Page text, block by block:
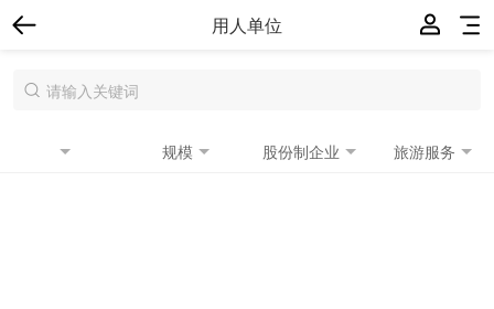
用人单位
规模 股份制企业 旅游服务